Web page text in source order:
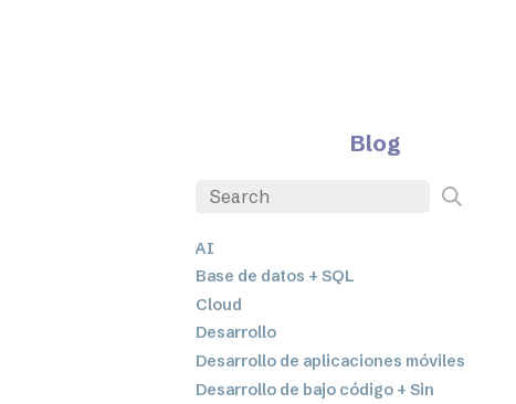
Blog
AI
Base de datos + SQL
Cloud
Desarrollo
Desarrollo de aplicaciones móviles
Desarrollo de bajo código + Sin